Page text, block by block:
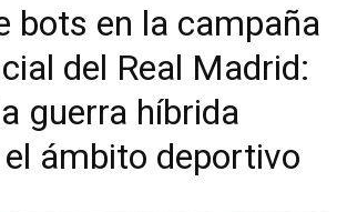
bots en la campaña
del Real Madrid:
guerra híbrida
ámbito deportivo